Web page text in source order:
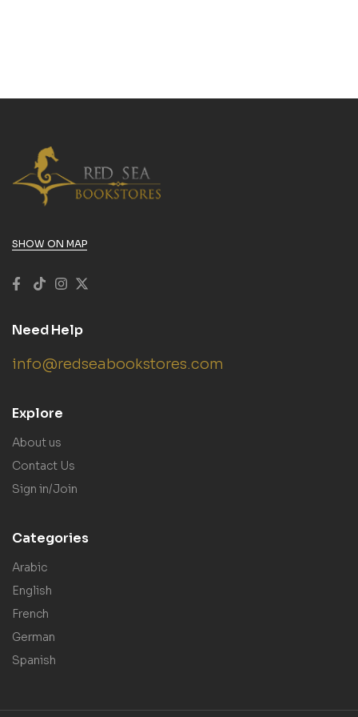
SHOW ON MAP
Need Help
info@redseabookstores.com
Explore
About us
Contact Us
Sign in/Join
Categories
Arabic
English
French
German
Spanish